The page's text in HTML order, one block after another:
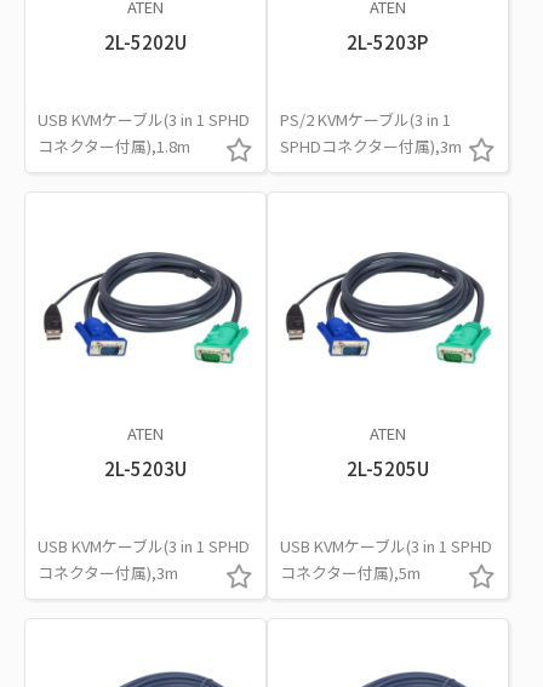
ATEN
2L-5202U
USB KVMケーブル(3 in 1 SPHD
コネクター付属),1.8m
ATEN
2L-5203P
PS/2 KVMケーブル(3 in 1
SPHDコネクター付属),3m
ATEN
2L-5203U
USB KVMケーブル(3 in 1 SPHD
コネクター付属),3m
ATEN
2L-5205U
USB KVMケーブル(3 in 1 SPHD
コネクター付属),5m